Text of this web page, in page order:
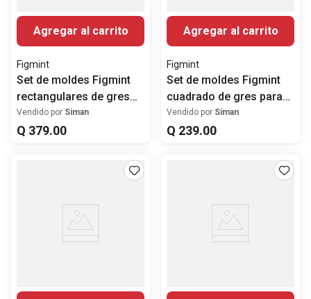
Agregar al carrito
Figmint
Set de moldes Figmint
rectangulares de gres
para hornear 2 piezas
Vendido por Siman
Q 379.00
Agregar al carrito
Figmint
Set de moldes Figmint
cuadrado de gres para
hornear 2 piezas
Vendido por Siman
Q 239.00